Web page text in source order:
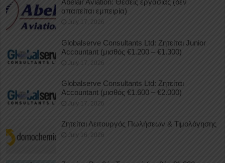
Abelair Aviation: Θέσεις εργασίας (δεν
απαιτείται εμπειρία)
July 17, 2026
Globalserve Consultants Ltd: Ζητείται Junior
Accountant (μισθός €1.200 – €1.300)
July 17, 2026
Globalserve Consultants Ltd: Ζητείται
Accountant (μισθός €1.600 – €2.000)
July 17, 2026
Ζητείται Λειτουργός Πωλήσεων & Τιμολόγησης
July 16, 2026